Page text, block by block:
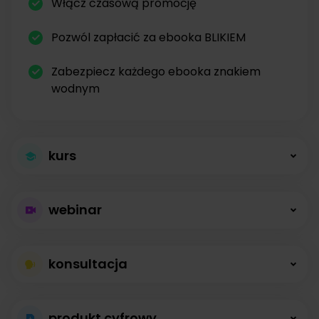
Pozwól zapłacić za ebooka BLIKIEM
Zabezpiecz każdego ebooka znakiem
wodnym
kurs
kursów
Kursy online z modułami, lekcjami, nagraniami i
opisami dostępne od zaraz.
webinar
bez limitów
konsultacja